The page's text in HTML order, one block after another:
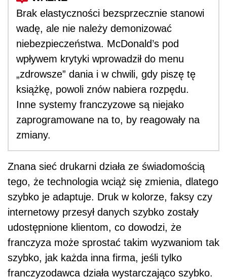
Brak elastyczności bezsprzecznie stanowi
wadę, ale nie należy demonizować
niebezpieczeństwa. McDonald’s pod
wpływem krytyki wprowadził do menu
„zdrowsze” dania i w chwili, gdy piszę tę
książkę, powoli znów nabiera rozpędu.
Inne systemy franczyzowe są niejako
zaprogramowane na to, by reagowały na
zmiany.
Znana sieć drukarni działa ze świadomością
tego, że technologia wciąż się zmienia, dlatego
szybko je adaptuje. Druk w kolorze, faksy czy
internetowy przesył danych szybko zostały
udostępnione klientom, co dowodzi, że
franczyza może sprostać takim wyzwaniom tak
szybko, jak każda inna firma, jeśli tylko
franczyzodawca działa wystarczająco szybko.